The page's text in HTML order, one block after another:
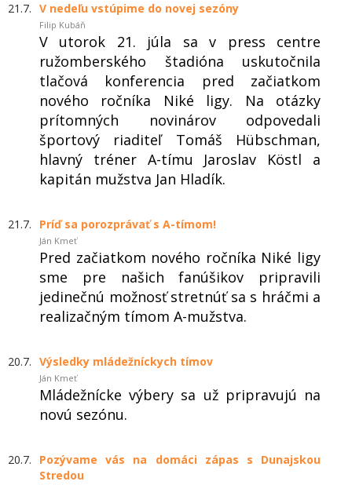
21.7. V nedeľu vstúpime do novej sezóny
Filip Kubáň
V utorok 21. júla sa v press centre
ružomberského štadióna uskutočnila
tlačová konferencia pred začiatkom
nového ročníka Niké ligy. Na otázky
prítomných novinárov odpovedali
športový riaditeľ Tomáš Hübschman,
hlavný tréner A-tímu Jaroslav Köstl a
kapitán mužstva Jan Hladík.
21.7. Príď sa porozprávať s A-tímom!
Ján Kmeť
Pred začiatkom nového ročníka Niké ligy
sme pre našich fanúšikov pripravili
jedinečnú možnosť stretnúť sa s hráčmi a
realizačným tímom A-mužstva.
20.7. Výsledky mládežníckych tímov
Ján Kmeť
Mládežnícke výbery sa už pripravujú na
novú sezónu.
20.7.
Pozývame vás na domáci zápas s Dunajskou
Stredou